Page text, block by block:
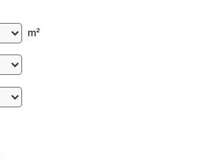
m²